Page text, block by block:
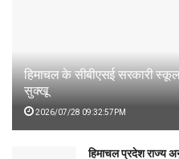
हिमाचल के सीबीएसई सरकारी
सुक्खू
2026/07/28 09:32:57PM
हिमाचल प्रदेश राज्य